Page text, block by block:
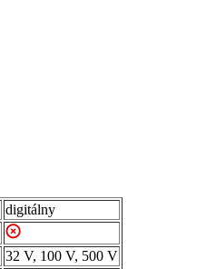
digitálny
32 V, 100 V, 500 V